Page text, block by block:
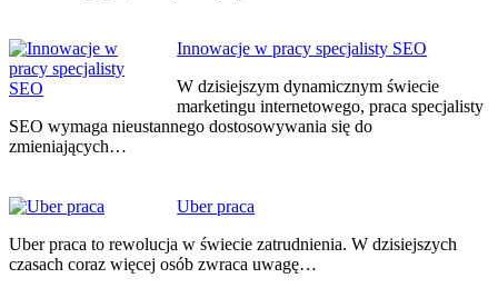
Innowacje w pracy specjalisty SEO
W dzisiejszym dynamicznym świecie
marketingu internetowego, praca specjalisty
SEO wymaga nieustannego dostosowywania się do
zmieniających…
Uber praca
Uber praca to rewolucja w świecie zatrudnienia. W dzisiejszych
czasach coraz więcej osób zwraca uwagę…